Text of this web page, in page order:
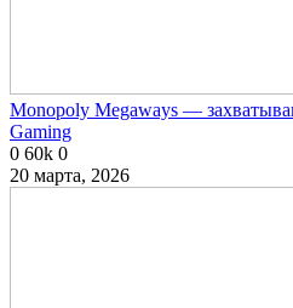
Monopoly Megaways —
Gaming
0 60k 0
20 марта, 2026